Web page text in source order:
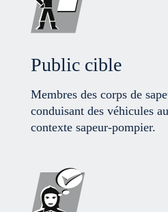
Public cible
Membres des corps de
conduisant des véhicules
contexte sapeur-pompier.